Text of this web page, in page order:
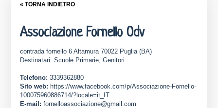
« TORNA INDIETRO
Associazione Fornello Odv
contrada fornello 6 Altamura 70022 Puglia (BA)
Destinatari: Scuole Primarie, Genitori
Telefono: 3339362880
Sito web: https://www.facebook.com/p/Associazione-Fornello-
100075960886714/?locale=it_IT
E-mail: fornelloassociazione@gmail.com